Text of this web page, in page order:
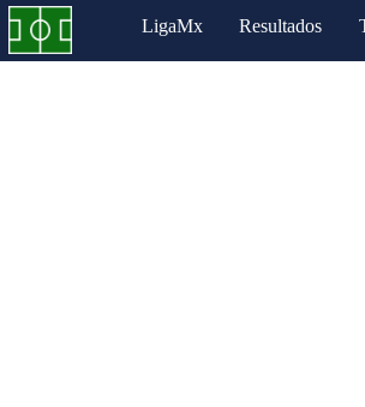
LigaMx Resultados